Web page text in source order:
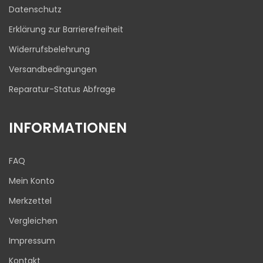
Datenschutz
Erklärung zur Barrierefreiheit
Widerrufsbelehrung
Versandbedingungen
Reparatur-Status Abfrage
INFORMATIONEN
FAQ
Mein Konto
Merkzettel
Vergleichen
Impressum
Kontakt